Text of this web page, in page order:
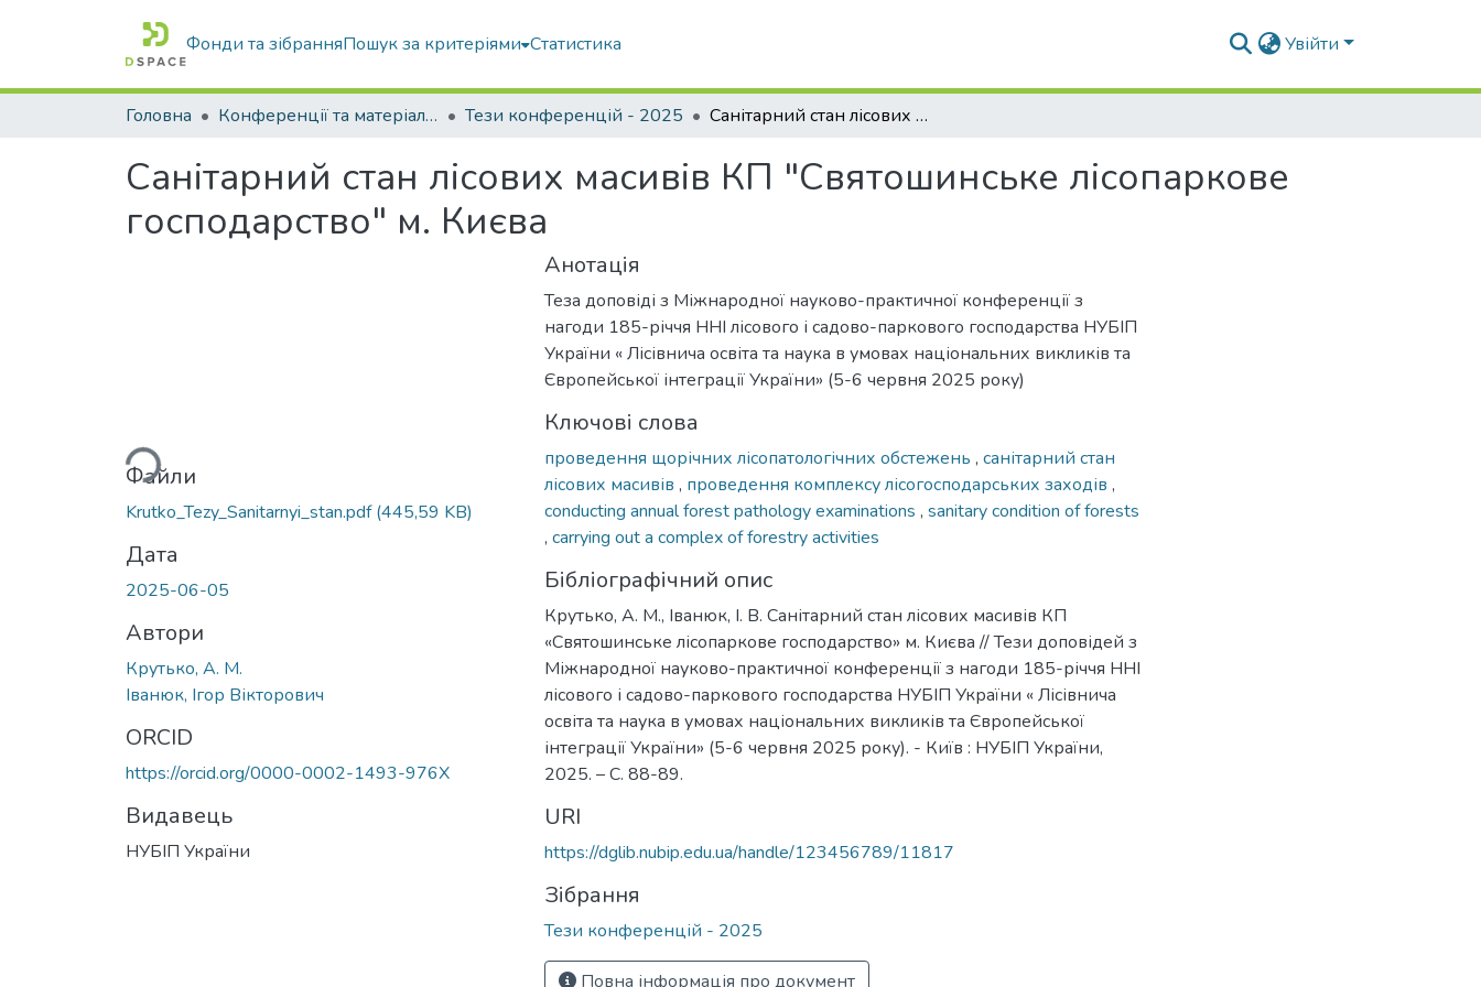
Фонди та зібранняПошук за критеріями Статистика Увійти
Головна Конференції та матеріали конференцій Тези конференцій - 2025 Санітарний стан лісових масивів КП "Святошинське лісопаркове господарство" м. Києва
Санітарний стан лісових масивів КП "Святошинське лісопаркове
господарство" м. Києва
Вантажиться...
Файли
Krutko_Tezy_Sanitarnyi_stan.pdf(445,59 KB)
Дата
2025-06-05
Автори
Крутько, А. М.
Іванюк, Ігор Вікторович
ORCID
https://orcid.org/0000-0002-1493-976X
Видавець
НУБІП України
Анотація
Теза доповіді з Міжнародної науково-практичної конференції з
нагоди 185-річчя ННІ лісового і садово-паркового господарства НУБІП
України « Лісівнича освіта та наука в умовах національних викликів та
Європейської інтеграції України» (5-6 червня 2025 року)
Ключові слова
проведення щорічних лісопатологічних обстежень , санітарний стан
лісових масивів , проведення комплексу лісогосподарських заходів ,
conducting annual forest pathology examinations , sanitary condition of forests
, carrying out a complex of forestry activities
Бібліографічний опис
Крутько, А. М., Іванюк, І. В. Санітарний стан лісових масивів КП
«Святошинське лісопаркове господарство» м. Києва // Тези доповідей з
Міжнародної науково-практичної конференції з нагоди 185-річчя ННІ
лісового і садово-паркового господарства НУБІП України « Лісівнича
освіта та наука в умовах національних викликів та Європейської
інтеграції України» (5-6 червня 2025 року). - Київ : НУБІП України,
2025. – С. 88-89.
URI
https://dglib.nubip.edu.ua/handle/123456789/11817
Зібрання
Тези конференцій - 2025
Повна інформація про документ